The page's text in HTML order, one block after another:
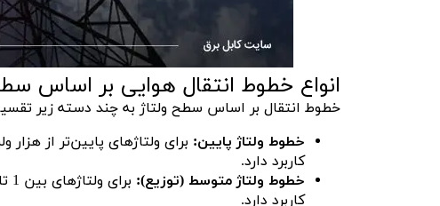
انواع خطوط انتقال هوایی بر اساس
خطوط انتقال بر اساس سطح ولتاژ به چند دسته زیر
خطوط ولتاژ پایین: برای ولتاژهای پایین‌تر از
کاربرد دارد.
خطوط ولتاژ متوسط (توزیع):
کاربرد دارد.